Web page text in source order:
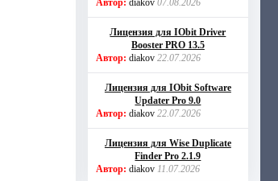
Автор: diakov 07.08.2026
Лицензия для IObit Driver
Booster PRO 13.5
Автор: diakov 22.07.2026
Лицензия для IObit Software
Updater Pro 9.0
Автор: diakov 22.07.2026
Лицензия для Wise Duplicate
Finder Pro 2.1.9
Автор: diakov 11.07.2026